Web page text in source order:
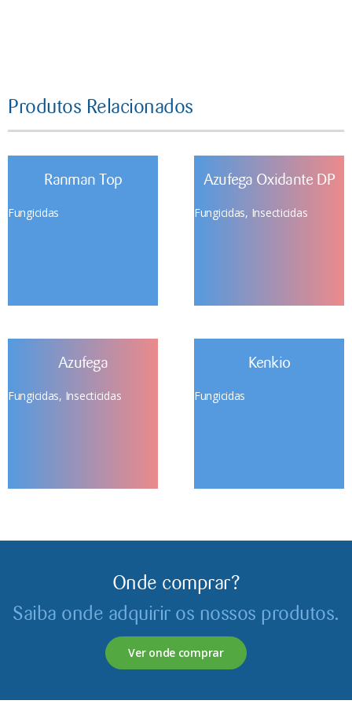
Produtos Relacionados
Ranman Top
Fungicidas
Azufega Oxidante DP
Fungicidas, Insecticidas
Azufega
Fungicidas, Insecticidas
Kenkio
Fungicidas
Onde comprar?
Saiba onde adquirir os nossos produtos.
Ver onde comprar